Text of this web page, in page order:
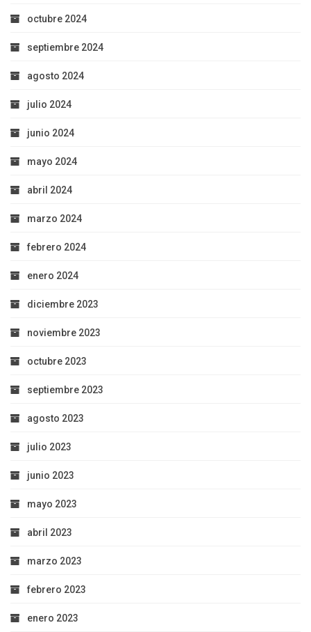
octubre 2024
septiembre 2024
agosto 2024
julio 2024
junio 2024
mayo 2024
abril 2024
marzo 2024
febrero 2024
enero 2024
diciembre 2023
noviembre 2023
octubre 2023
septiembre 2023
agosto 2023
julio 2023
junio 2023
mayo 2023
abril 2023
marzo 2023
febrero 2023
enero 2023